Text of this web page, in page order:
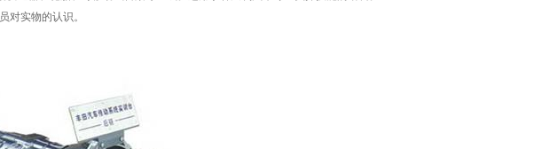
对实物的认识。